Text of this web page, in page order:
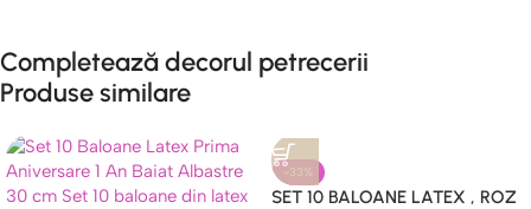
Completează decorul petrecerii
Produse similare
-33%
SET 10 BALOANE LATEX , ROZ